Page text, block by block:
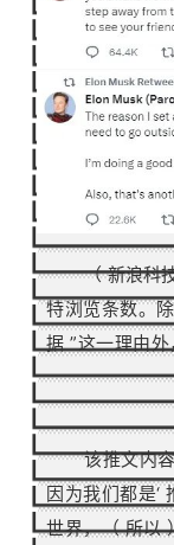
（新浪科
特浏览条数。
据”这一理由
该推文内
因为我们都是‘
世界，（ 所以